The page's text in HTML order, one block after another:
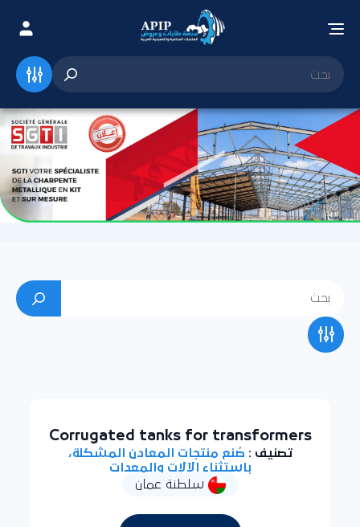
Corrugated tanks for transformers
تصنيف : صُنع منتجات المعادن المشكلة،
باستثناء الآلات والمعدات
سلطنة عمان